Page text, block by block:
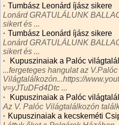
· Tumbász Leonárd íjász sikere
Lonárd GRATULÁLUNK
sikert és ...
· Tumbász Leonárd íjász sikere
Lonárd GRATULÁLUNK
sikert és ...
·
Kupuszinaiak a Palóc
...fergeteges hangulat az V.Palóc
Világtalálkozón...https://
v=yJTuDFd4Dtc ...
·
Kupuszinaiak a Palóc
Az V. Palóc Világtalálkozón
· Kupuszinaiak a kecskeméti